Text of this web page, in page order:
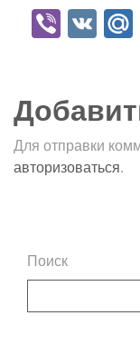
Viber
VK
Для отправки
авторизоваться.
Поиск